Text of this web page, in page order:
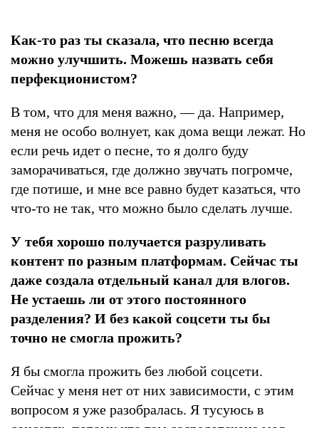
Как-то раз ты сказала, что песню всегда
можно улучшить. Можешь назвать себя
перфекционистом?
В том, что для меня важно, — да. Например,
меня не особо волнует, как дома вещи лежат. Но
если речь идет о песне, то я долго буду
заморачиваться, где должно звучать погромче,
где потише, и мне все равно будет казаться, что
что-то не так, что можно было сделать лучше.
У тебя хорошо получается разруливать
контент по разным платформам. Сейчас ты
даже создала отдельный канал для влогов.
Не устаешь ли от этого постоянного
разделения? И без какой соцсети ты бы
точно не смогла прожить?
Я бы смогла прожить без любой соцсети.
Сейчас у меня нет от них зависимости, с этим
вопросом я уже разобралась. Я тусуюсь в